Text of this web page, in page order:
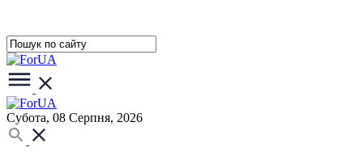
Субота, 08 Серпня, 2026